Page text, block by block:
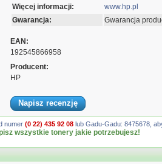
Więcej informacji:
www.hp.pl
Gwarancja:
Gwarancja
EAN:
192545866958
Producent:
HP
Napisz recenzję
numer (0 22) 435 92 08lub Gadu-Gadu: 8475678,
wszystkie tonery jakie potrzebujesz!